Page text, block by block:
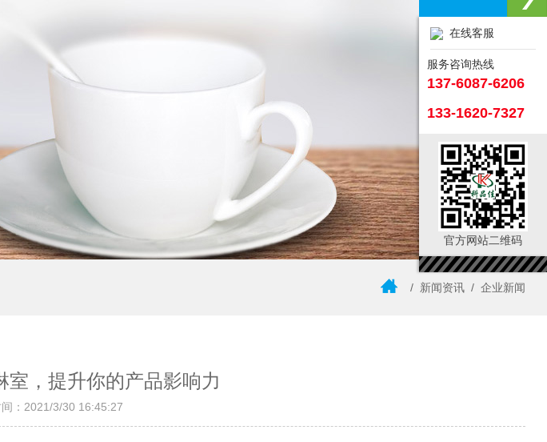
/ 新闻资讯 / 企业新闻
，提升你的产品影响力
：2021/3/30 16:45:27
在线客服
服务咨询热线
137-6087-6206
133-1620-7327
官方网站二维码